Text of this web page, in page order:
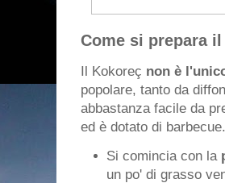
Come si prepara
Il Kokoreç non è
popolare, tanto da
abbastanza facile da
ed è dotato di barbecue.
Si comincia con la
un po' di grasso